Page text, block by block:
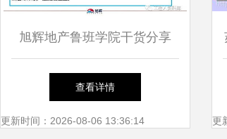
旭辉地产鲁班学院干货分享
如何高效推进工程计划管理？
内含福利大揭秘
查看详情
更新时间：2026-08-06 13:36:14 更